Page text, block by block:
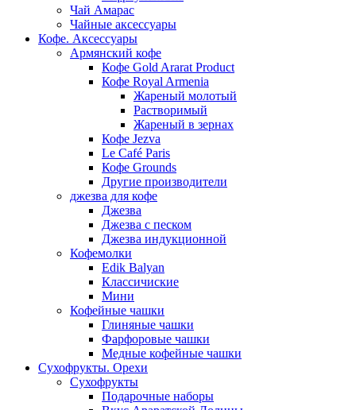
Чай Амарас
Чайные аксессуары
Кофе. Аксессуары
Армянский кофе
Кофе Gold Ararat Product
Кофе Royal Armenia
Жареный молотый
Растворимый
Жареный в зернах
Кофе Jezva
Le Café Paris
Кофе Grounds
Другие производители
джезва для кофе
Джезва
Джезва с песком
Джезва индукционной
Кофемолки
Edik Balyan
Классичиские
Мини
Кофейные чашки
Глиняные чашки
Фарфоровые чашки
Медные кофейные чашки
Сухофрукты. Орехи
Сухофрукты
Подарочные наборы